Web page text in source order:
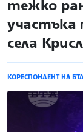
тежко
участъка
села
КОРЕСПОНДЕНТ НА